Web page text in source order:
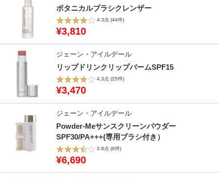
ボタニカルブラシクレンザー
4.3点 (44件)
¥3,810
ジェーン・アイルデール
リップドリンクリップバームSPF15
4.3点 (25件)
¥3,470
ジェーン・アイルデール
Powder-Meサンスクリーンパウダー
SPF30/PA+++(専用ブラシ付き）
3.8点 (6件)
¥6,690